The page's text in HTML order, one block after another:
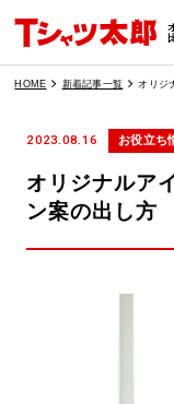
HOME 新着記事一覧 オリジ
2023.08.16 お役立ち
オリジナルア
ン案の出し方